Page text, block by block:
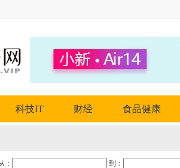
科技IT 财经 食品健康
： 到：